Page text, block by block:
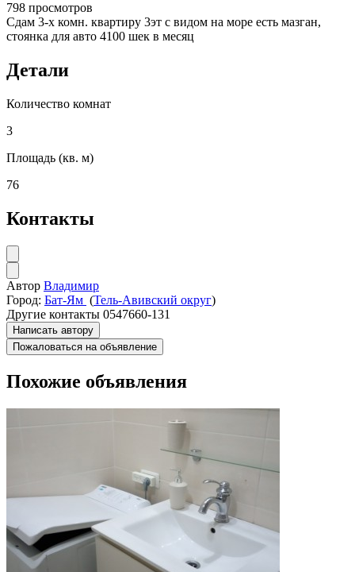
798 просмотров
Сдам 3-х комн. квартиру 3эт с видом на море есть мазган,
стоянка для авто 4100 шек в месяц
Детали
Количество комнат
3
Площадь (кв. м)
76
Контакты
Автор Владимир
Город: Бат-Ям (Тель-Авивский округ)
Другие контакты 0547660-131
Написать автору
Пожаловаться на объявление
Похожие объявления